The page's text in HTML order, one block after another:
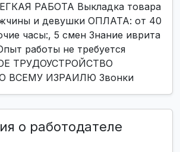
РАБОТА Выкладка товара
и девушки ОПЛАТА: от 40
часы:, 5 смен Знание иврита
работы не требуется
ТРУДОУСТРОЙСТВО
ВСЕМУ ИЗРАИЛЮ Звонки
о работодателе